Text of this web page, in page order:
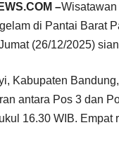
–
di Pantai Barat
(26/12/2025)
Kabupaten
antara Pos 3 dan
16.30 WIB. Empat